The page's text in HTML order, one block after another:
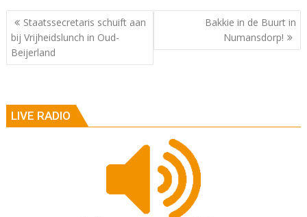
Berichtnavigatie
Staatssecretaris schuift aan
bij Vrijheidslunch in Oud-
Beijerland
Bakkie in de Buurt in
Numansdorp!
LIVE RADIO